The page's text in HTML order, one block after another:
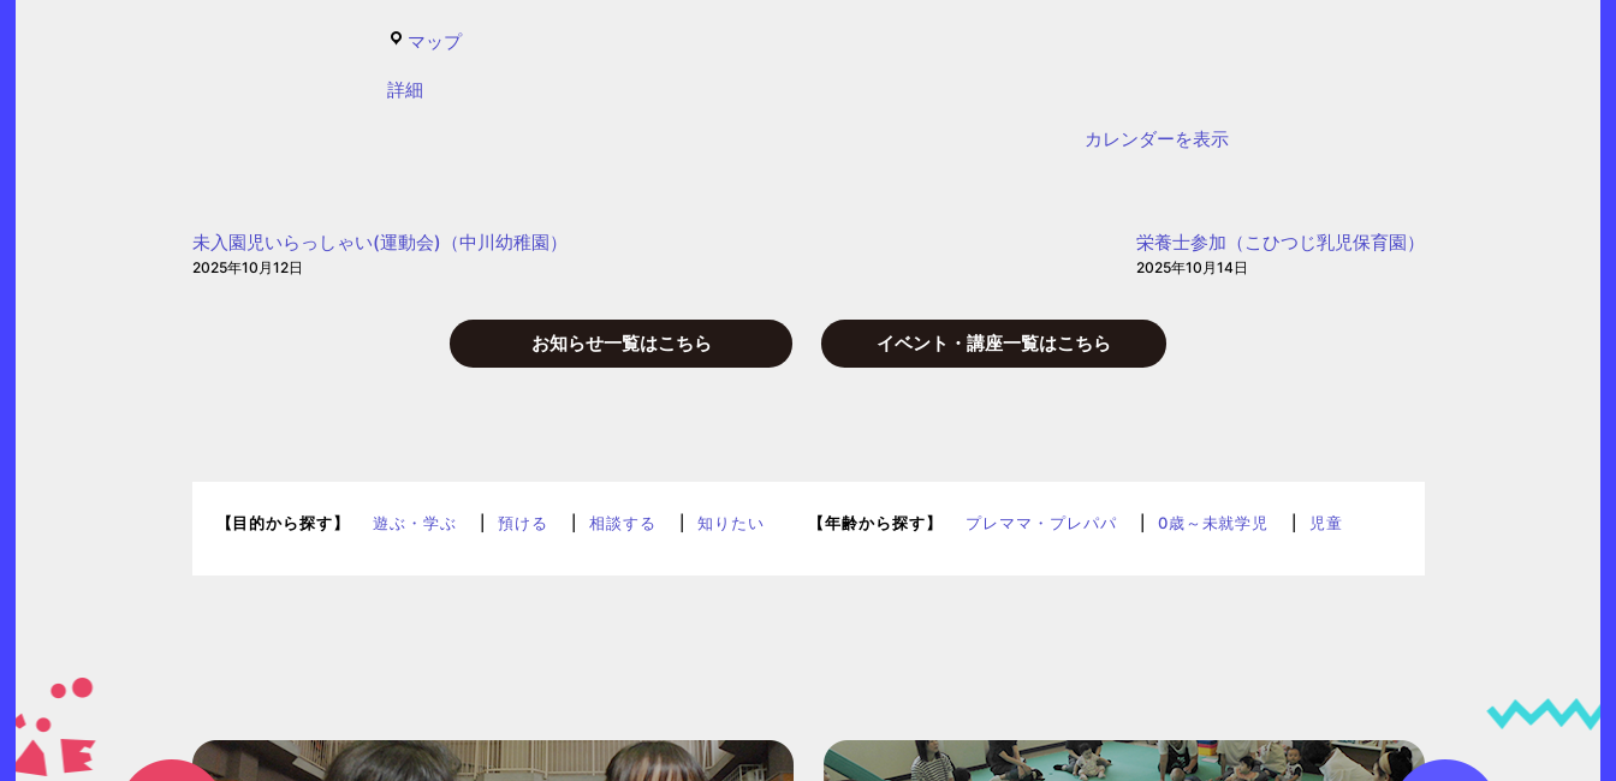
の
(子
ザ)
マップ生
育
プ
{title}
詳細
カレンダーを表示
未入園児いらっしゃい(運動会)（中川幼稚園）
2025年10月12日
栄養士参加（こひつじ乳児保育園）
2025年10月14日
お知らせ一覧はこちら イベント・講座一覧はこちら
【目的から探す】 遊ぶ・学ぶ 預ける 相談する 知りたい 【年齢から探す】 プレママ・プレパパ 0歳～未就学児 児童